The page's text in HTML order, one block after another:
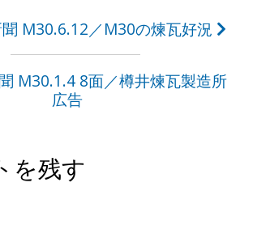
M30.6.12／M30の煉瓦好況
M30.1.4 8面／樽井煉瓦製造所
広告
を残す